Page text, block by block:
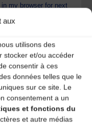
aux
utilisons des
stocker et/ou accéder
consentir à ces
données telles que le
sur ce site. Le
consentement a un
et fonctions du
et autre médias
my browser for next
indésirables.En
de vos